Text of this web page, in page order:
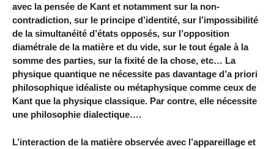
avec la pensée de Kant et notamment sur la non-
contradiction, sur le principe d’identité, sur l’impossibilité
de la simultanéité d’états opposés, sur l’opposition
diamétrale de la matière et du vide, sur le tout égale à la
somme des parties, sur la fixité de la chose, etc… La
physique quantique ne nécessite pas davantage d’a priori
philosophique idéaliste ou métaphysique comme ceux de
Kant que la physique classique. Par contre, elle nécessite
une philosophie dialectique….
L’interaction de la matière observée avec l’appareillage et